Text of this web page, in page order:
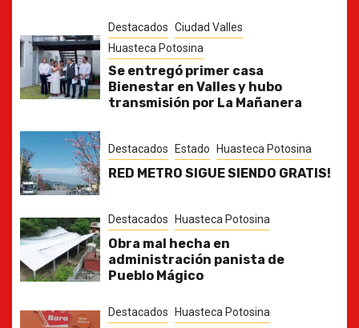
Destacados Ciudad Valles
Huasteca Potosina
Se entregó primer casa
Bienestar en Valles y hubo
transmisión por La Mañanera
Destacados Estado Huasteca Potosina
RED METRO SIGUE SIENDO GRATIS!
Destacados Huasteca Potosina
Obra mal hecha en
administración panista de
Pueblo Mágico
Destacados Huasteca Potosina